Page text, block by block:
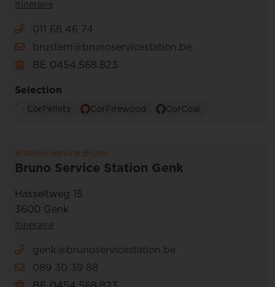
Itinéraire
011 68 46 74
brustem@brunoservicestation.be
BE 0454.568.823
Selection
CorPellets CorFirewood CorCoal
Station-service Bruno
Bruno Service Station Genk
Hasseltweg 15
3600 Genk
Itinéraire
genk@brunoservicestation.be
089 30 39 88